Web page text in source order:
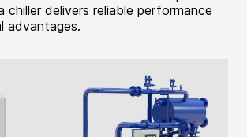
chiller delivers reliable performance
advantages.